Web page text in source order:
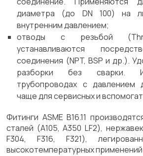
диаметра (до DN 100) на
внутренним давлением;
отводы с резьбой
устанавливаются
соединения (NPT, BSP и др.).
разборки без сварки.
трубопроводах с давлением
чаще для сервисных и
Фитинги ASME B16.11
сталей (A105, A350 LF2),
F304, F316, F321),
высокотемпературных